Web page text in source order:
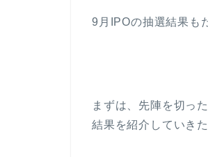
9月IPOの抽選結果も
まずは、先陣を切った
結果を紹介していき